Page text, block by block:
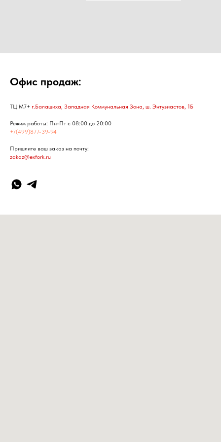
Офис продаж:
ТЦ М7+ г.Балашиха, Западная Коммунальная Зона, ш. Энтузиастов, 1Б
Режим работы: Пн-Пт с 08:00 до 20:00
+7(499)877-39-94
Пришлите ваш заказ на почту:
zakaz@exfork.ru